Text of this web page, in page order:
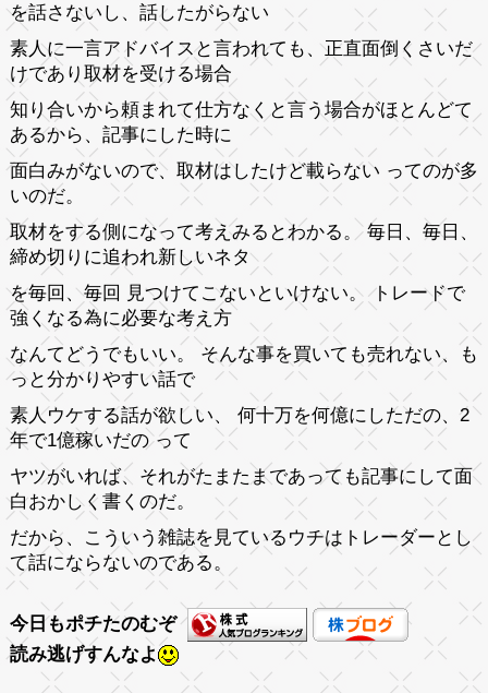
を話さないし、話したがらない
素人に一言アドバイスと言われても、正直面倒くさいだ
けであり取材を受ける場合
知り合いから頼まれて仕方なくと言う場合がほとんどて
あるから、記事にした時に
面白みがないので、取材はしたけど載らない ってのが多
いのだ。
取材をする側になって考えみるとわかる。 毎日、毎日、
締め切りに追われ新しいネタ
を毎回、毎回 見つけてこないといけない。 トレードで
強くなる為に必要な考え方
なんてどうでもいい。 そんな事を買いても売れない、も
っと分かりやすい話で
素人ウケする話が欲しい、 何十万を何億にしただの、2
年で1億稼いだの って
ヤツがいれば、それがたまたまであっても記事にして面
白おかしく書くのだ。
だから、こういう雑誌を見ているウチはトレーダーとし
て話にならないのである。
今日もポチたのむぞ
読み逃げすんなよ